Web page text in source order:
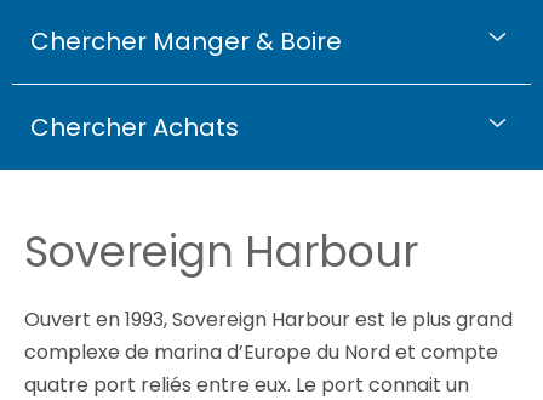
Chercher Manger & Boire
Chercher Achats
Sovereign Harbour
Ouvert en 1993, Sovereign Harbour est le plus grand
complexe de marina d’Europe du Nord et compte
quatre port reliés entre eux. Le port connait un